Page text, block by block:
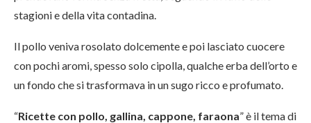
stagioni e della vita contadina.
Il pollo veniva rosolato dolcemente e poi lasciato cuocere
con pochi aromi, spesso solo cipolla, qualche erba dell’orto e
un fondo che si trasformava in un sugo ricco e profumato.
“Ricette con pollo, gallina, cappone, faraona” è il tema di